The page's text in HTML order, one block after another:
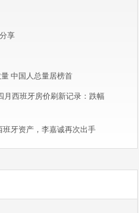
享
中国人总量居榜首
月西班牙房价刷新记录：跌幅
班牙资产，李嘉诚再次出手